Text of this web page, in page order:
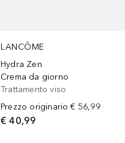
LANCÔME
Hydra Zen
Crema da giorno
Trattamento viso
Prezzo originario € 56,99
€ 40,99